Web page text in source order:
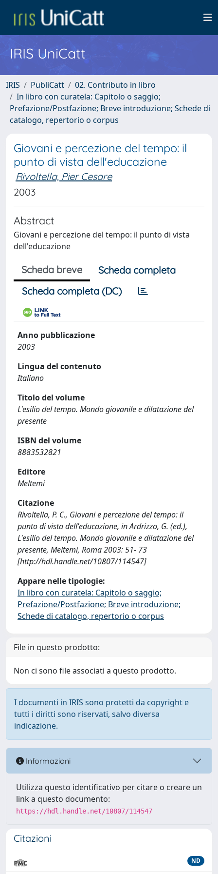
IRIS UniCatt
IRIS PubliCatt
02. Contributo in libro
In libro con curatela: Capitolo o saggio;
Prefazione/Postfazione; Breve introduzione; Schede di
catalogo, repertorio o corpus
Giovani e percezione del tempo: il
punto di vista dell'educazione
Rivoltella, Pier Cesare
2003
Abstract
Giovani e percezione del tempo: il punto di vista
dell'educazione
Scheda breve
Scheda completa
Scheda completa (DC)
Anno pubblicazione
2003
Lingua del contenuto
Italiano
Titolo del volume
L'esilio del tempo. Mondo giovanile e dilatazione del
presente
ISBN del volume
8883532821
Editore
Meltemi
Citazione
Rivoltella, P. C., Giovani e percezione del tempo: il
punto di vista dell'educazione, in Ardrizzo, G. (ed.),
L'esilio del tempo. Mondo giovanile e dilatazione del
presente, Meltemi, Roma 2003: 51- 73
[http://hdl.handle.net/10807/114547]
Appare nelle tipologie:
In libro con curatela: Capitolo o saggio;
Prefazione/Postfazione; Breve introduzione;
Schede di catalogo, repertorio o corpus
File in questo prodotto:
Non ci sono file associati a questo prodotto.
I documenti in IRIS sono protetti da copyright e
tutti i diritti sono riservati, salvo diversa
indicazione.
Informazioni
Utilizza questo identificativo per citare o creare un
link a questo documento:
https://hdl.handle.net/10807/114547
Citazioni
ND